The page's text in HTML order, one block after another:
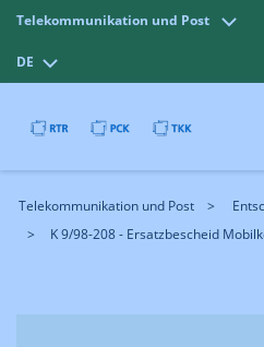
Telekommunikation und Post
DE
Telekommunikation und Post
K 9/98-208 - Ersatzbescheid